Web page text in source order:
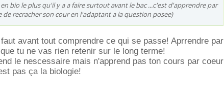
bio le plus qu'il y a a faire surtout avant le bac ...c'est d'apprendre par
recracher son cour en l'adaptant a la question posee)
avant tout comprendre ce qui se passe! Aprrendre par
tu ne vas rien retenir sur le long terme!
le nescessaire mais n'apprend pas ton cours par coeur
pas ça la biologie!